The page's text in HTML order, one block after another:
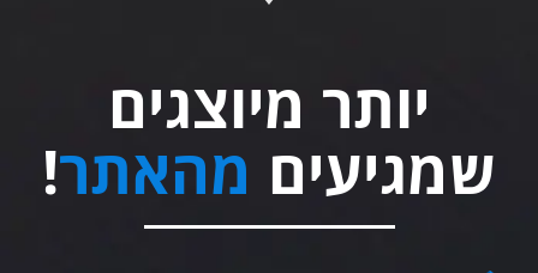
יותר מיוצגים
שמגיעים מהאתר!